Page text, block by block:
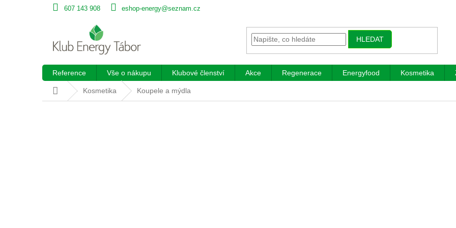
607 143 908 eshop-energy@seznam.cz
HLEDAT
Reference Vše o nákupu Klubové členství Akce Regenerace Energyfood Kosmetika
Domů Kosmetika Koupele a mýdla